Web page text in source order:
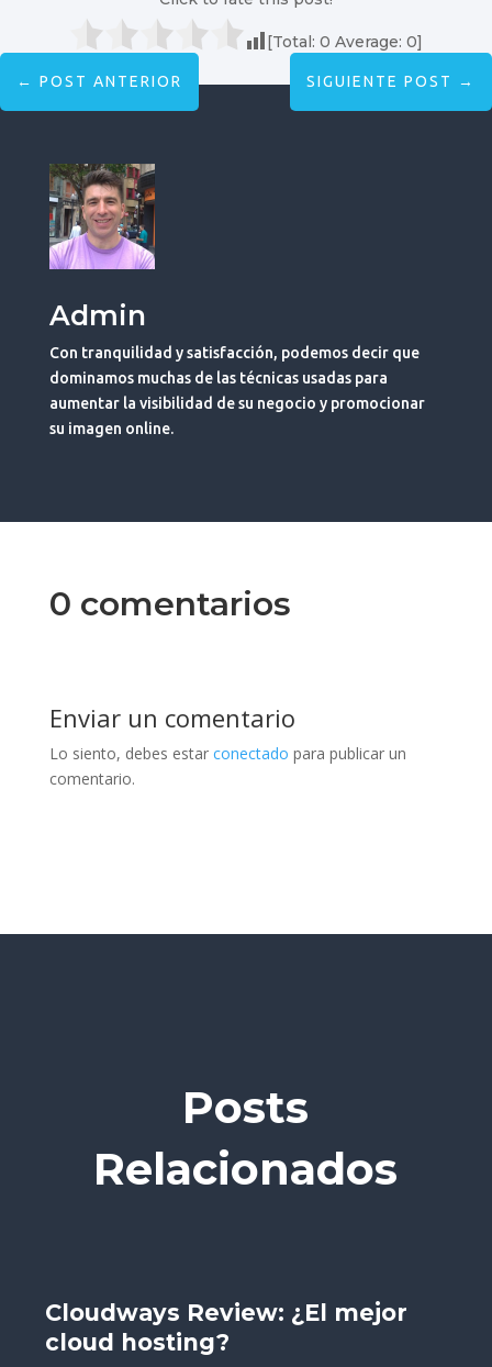
[Total: 0 Average: 0]
← POST ANTERIOR SIGUIENTE POST →
Admin
Con tranquilidad y satisfacción, podemos decir que
dominamos muchas de las técnicas usadas para
aumentar la visibilidad de su negocio y promocionar
su imagen online.
0 comentarios
Enviar un comentario
Lo siento, debes estar conectado para publicar un
comentario.
Posts
Relacionados
Cloudways Review: ¿El mejor
cloud hosting?